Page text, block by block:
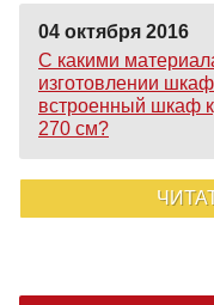
04 октября 2016
С какими
изготовлении
встроенный шкаф
270 см?